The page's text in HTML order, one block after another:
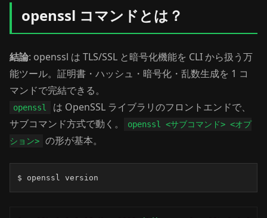
openssl コマンドとは？
結論: openssl は TLS/SSL と暗号化機能を CLI から扱う万
能ツール。証明書・ハッシュ・暗号化・乱数生成を 1 コ
マンドで完結できる。
openssl
は OpenSSL ライブラリのフロントエンドで、
サブコマンド方式で動く。
openssl <サブコマンド> <オプ
ション>
の形が基本。
$ openssl version